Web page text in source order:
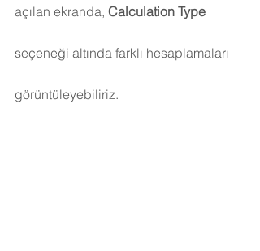
açılan ekranda, Calculation Type
seçeneği altında farklı hesaplamaları
görüntüleyebiliriz.